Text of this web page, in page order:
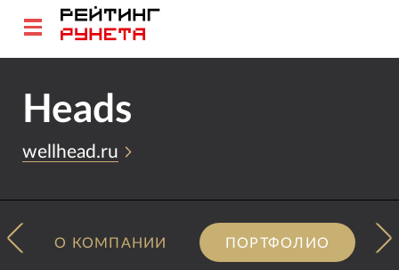
Heads
wellhead.ru
О КОМПАНИИ ПОРТФОЛИО